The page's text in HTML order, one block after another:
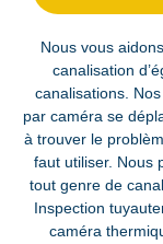
Nous vous
canalisation
canalisations.
par caméra se
à trouver le
faut utiliser. Nous
tout genre de
Inspection
caméra